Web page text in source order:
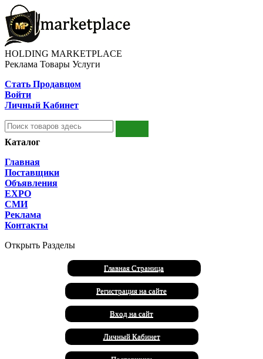
HOLDING MARKETPLACE
Реклама Товары Услуги
Стать Продавцом
Войти
Личный Кабинет
Каталог
Главная
Поставщики
Объявления
EXPO
СМИ
Реклама
Контакты
Открыть Разделы
Главная Страница
Регистрация на сайте
Вход на сайт
Личный Кабинет